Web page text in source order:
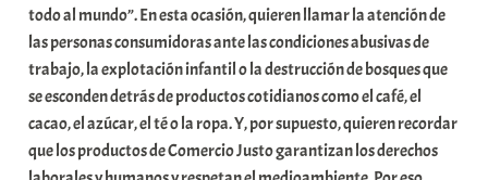
todo al mundo”. En esta ocasión, quieren llamar la atención de
las personas consumidoras ante las condiciones abusivas de
trabajo, la explotación infantil o la destrucción de bosques que
se esconden detrás de productos cotidianos como el café, el
cacao, el azúcar, el té o la ropa. Y, por supuesto, quieren recordar
que los productos de Comercio Justo garantizan los derechos